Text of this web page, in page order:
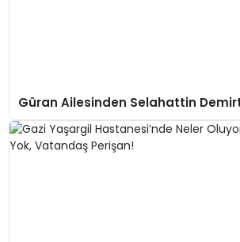
Güran Ailesinden Selahattin